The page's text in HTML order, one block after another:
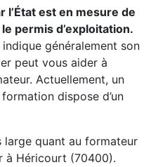
l’État est en mesure de
permis d’exploitation.
généralement son
peut vous aider à
Actuellement, un
dispose d’un
large quant au formateur
à Héricourt (70400).